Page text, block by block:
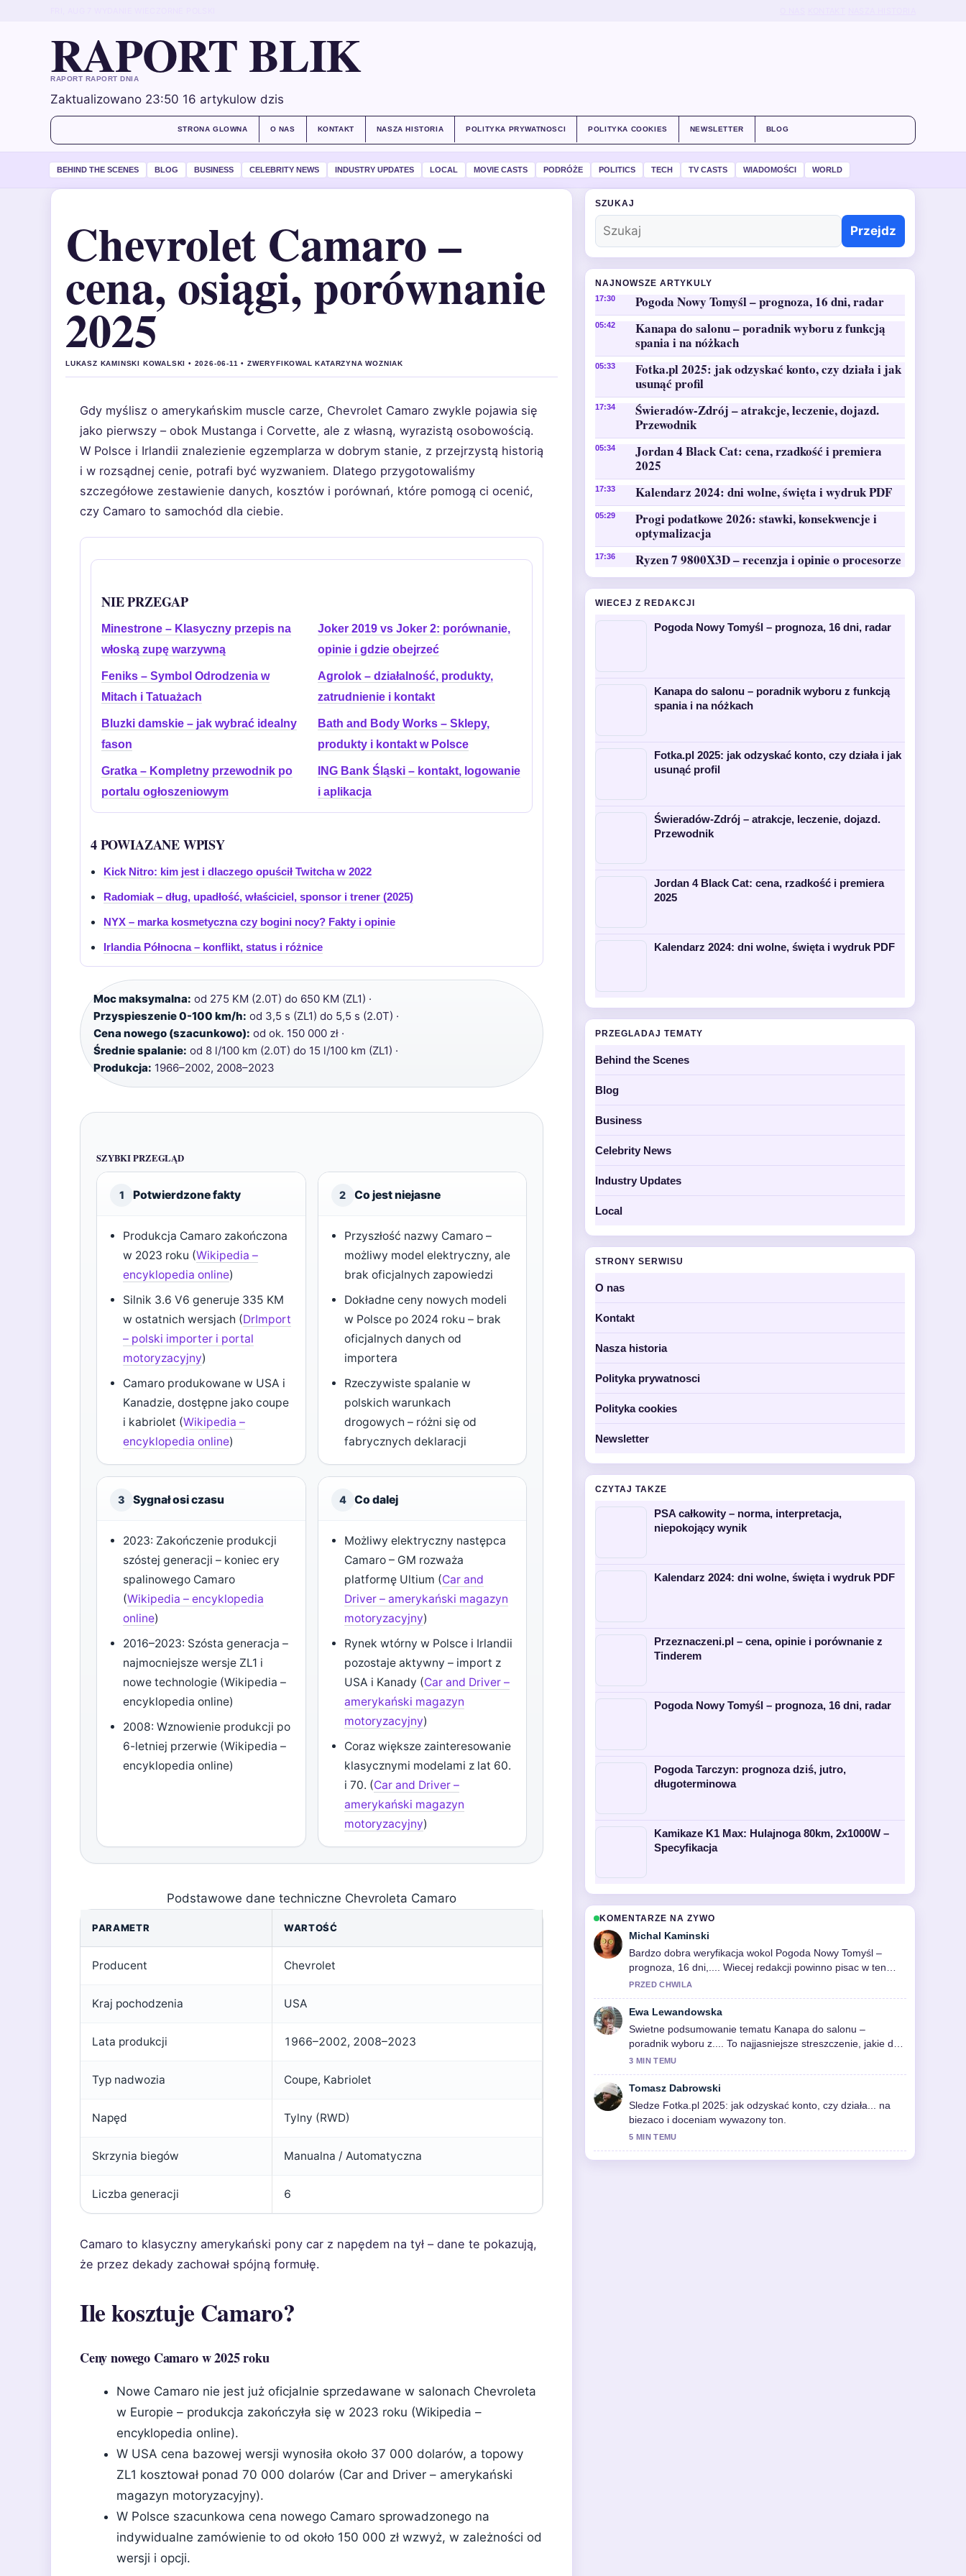
RAPORT BLIK
RAPORT RAPORT DNIA
Zaktualizowano 23:50 16 artykulow dzis
STRONA GLOWNA O NAS KONTAKT NASZA HISTORIA POLITYKA PRYWATNOSCI POLITYKA COOKIES NEWSLETTER BLOG
BEHIND THE SCENES BLOG BUSINESS CELEBRITY NEWS INDUSTRY UPDATES LOCAL MOVIE CASTS PODRÓŻE POLITICS TECH TV CASTS WIADOMOŚCI WORLD
Chevrolet Camaro –
cena, osiągi, porównanie
2025
LUKASZ KAMINSKI KOWALSKI • 2026-06-11 • ZWERYFIKOWAL KATARZYNA WOZNIAK
Gdy myślisz o amerykańskim muscle carze, Chevrolet Camaro zwykle pojawia się
jako pierwszy – obok Mustanga i Corvette, ale z własną, wyrazistą osobowością.
W Polsce i Irlandii znalezienie egzemplarza w dobrym stanie, z przejrzystą historią
i w rozsądnej cenie, potrafi być wyzwaniem. Dlatego przygotowaliśmy
szczegółowe zestawienie danych, kosztów i porównań, które pomogą ci ocenić,
czy Camaro to samochód dla ciebie.
NIE PRZEGAP
Minestrone – Klasyczny przepis na
włoską zupę warzywną
Joker 2019 vs Joker 2: porównanie,
opinie i gdzie obejrzeć
Feniks – Symbol Odrodzenia w
Mitach i Tatuażach
Agrolok – działalność, produkty,
zatrudnienie i kontakt
Bluzki damskie – jak wybrać idealny
fason
Bath and Body Works – Sklepy,
produkty i kontakt w Polsce
Gratka – Kompletny przewodnik po
portalu ogłoszeniowym
ING Bank Śląski – kontakt, logowanie
i aplikacja
4 POWIAZANE WPISY
Kick Nitro: kim jest i dlaczego opuścił Twitcha w 2022
Radomiak – dług, upadłość, właściciel, sponsor i trener (2025)
NYX – marka kosmetyczna czy bogini nocy? Fakty i opinie
Irlandia Północna – konflikt, status i różnice
Moc maksymalna: od 275 KM (2.0T) do 650 KM (ZL1) ·
Przyspieszenie 0-100 km/h: od 3,5 s (ZL1) do 5,5 s (2.0T) ·
Cena nowego (szacunkowo): od ok. 150 000 zł ·
Średnie spalanie: od 8 l/100 km (2.0T) do 15 l/100 km (ZL1) ·
Produkcja: 1966–2002, 2008–2023
SZYBKI PRZEGLĄD
1 Potwierdzone fakty
Produkcja Camaro zakończona
w 2023 roku (Wikipedia –
encyklopedia online)
Silnik 3.6 V6 generuje 335 KM
w ostatnich wersjach (DrImport
– polski importer i portal
motoryzacyjny)
Camaro produkowane w USA i
Kanadzie, dostępne jako coupe
i kabriolet (Wikipedia –
encyklopedia online)
2 Co jest niejasne
Przyszłość nazwy Camaro –
możliwy model elektryczny, ale
brak oficjalnych zapowiedzi
Dokładne ceny nowych modeli
w Polsce po 2024 roku – brak
oficjalnych danych od
importera
Rzeczywiste spalanie w
polskich warunkach
drogowych – różni się od
fabrycznych deklaracji
3 Sygnał osi czasu
2023: Zakończenie produkcji
szóstej generacji – koniec ery
spalinowego Camaro
(Wikipedia – encyklopedia
online)
2016–2023: Szósta generacja –
najmocniejsze wersje ZL1 i
nowe technologie (Wikipedia –
encyklopedia online)
2008: Wznowienie produkcji po
6-letniej przerwie (Wikipedia –
encyklopedia online)
4 Co dalej
Możliwy elektryczny następca
Camaro – GM rozważa
platformę Ultium (Car and
Driver – amerykański magazyn
motoryzacyjny)
Rynek wtórny w Polsce i Irlandii
pozostaje aktywny – import z
USA i Kanady (Car and Driver –
amerykański magazyn
motoryzacyjny)
Coraz większe zainteresowanie
klasycznymi modelami z lat 60.
i 70. (Car and Driver –
amerykański magazyn
motoryzacyjny)
Podstawowe dane techniczne Chevroleta Camaro
PARAMETR WARTOŚĆ
Producent Chevrolet
Kraj pochodzenia USA
Lata produkcji 1966–2002, 2008–2023
Typ nadwozia Coupe, Kabriolet
Napęd Tylny (RWD)
Skrzynia biegów Manualna / Automatyczna
Liczba generacji 6
Camaro to klasyczny amerykański pony car z napędem na tył – dane te pokazują,
że przez dekady zachował spójną formułę.
Ile kosztuje Camaro?
Ceny nowego Camaro w 2025 roku
Nowe Camaro nie jest już oficjalnie sprzedawane w salonach Chevroleta
w Europie – produkcja zakończyła się w 2023 roku (Wikipedia –
encyklopedia online).
W USA cena bazowej wersji wynosiła około 37 000 dolarów, a topowy
ZL1 kosztował ponad 70 000 dolarów (Car and Driver – amerykański
magazyn motoryzacyjny).
W Polsce szacunkowa cena nowego Camaro sprowadzonego na
indywidualne zamówienie to od około 150 000 zł wzwyż, w zależności od
wersji i opcji.
SZUKAJ
Przejdz
NAJNOWSZE ARTYKULY
17:30 Pogoda Nowy Tomyśl – prognoza, 16 dni, radar
05:42
Kanapa do salonu – poradnik wyboru z funkcją
spania i na nóżkach
05:33
Fotka.pl 2025: jak odzyskać konto, czy działa i jak
usunąć profil
17:34
Świeradów-Zdrój – atrakcje, leczenie, dojazd.
Przewodnik
05:34
Jordan 4 Black Cat: cena, rzadkość i premiera
2025
17:33 Kalendarz 2024: dni wolne, święta i wydruk PDF
05:29
Progi podatkowe 2026: stawki, konsekwencje i
optymalizacja
17:36 Ryzen 7 9800X3D – recenzja i opinie o procesorze
WIECEJ Z REDAKCJI
Pogoda Nowy Tomyśl – prognoza, 16 dni, radar
Kanapa do salonu – poradnik wyboru z funkcją
spania i na nóżkach
Fotka.pl 2025: jak odzyskać konto, czy działa i jak
usunąć profil
Świeradów-Zdrój – atrakcje, leczenie, dojazd.
Przewodnik
Jordan 4 Black Cat: cena, rzadkość i premiera
2025
Kalendarz 2024: dni wolne, święta i wydruk PDF
PRZEGLADAJ TEMATY
Behind the Scenes
Blog
Business
Celebrity News
Industry Updates
Local
STRONY SERWISU
O nas
Kontakt
Nasza historia
Polityka prywatnosci
Polityka cookies
Newsletter
CZYTAJ TAKZE
PSA całkowity – norma, interpretacja,
niepokojący wynik
Kalendarz 2024: dni wolne, święta i wydruk PDF
Przeznaczeni.pl – cena, opinie i porównanie z
Tinderem
Pogoda Nowy Tomyśl – prognoza, 16 dni, radar
Pogoda Tarczyn: prognoza dziś, jutro,
długoterminowa
Kamikaze K1 Max: Hulajnoga 80km, 2x1000W –
Specyfikacja
KOMENTARZE NA ZYWO
Michal Kaminski
Bardzo dobra weryfikacja wokol Pogoda Nowy Tomyśl –
prognoza, 16 dni,.... Wiecej redakcji powinno pisac w ten
sposob.
PRZED CHWILA
Ewa Lewandowska
Swietne podsumowanie tematu Kanapa do salonu –
poradnik wyboru z.... To najjasniejsze streszczenie, jakie dzis
widzialem.
3 MIN TEMU
Tomasz Dabrowski
Sledze Fotka.pl 2025: jak odzyskać konto, czy działa... na
biezaco i doceniam wywazony ton.
5 MIN TEMU